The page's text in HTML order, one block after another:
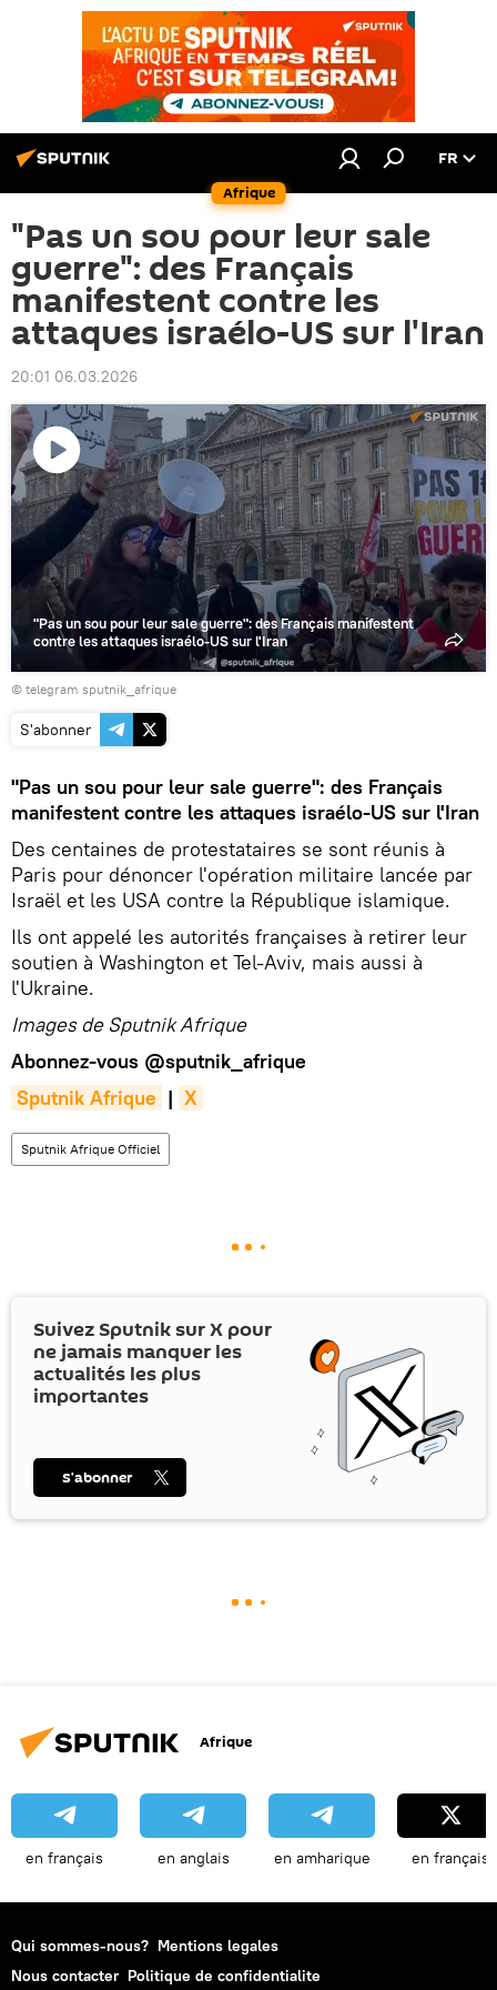
Afrique
FR
"Pas un sou pour leur sale
guerre": des Français
manifestent contre les
attaques israélo-US sur l'Iran
20:01 06.03.2026
Lire
la
vidéo
"Pas un sou pour leur sale guerre": des Français manifestent
contre les attaques israélo-US sur l'Iran
© telegram sputnik_afrique
S'abonner
"Pas un sou pour leur sale guerre": des Français
manifestent contre les attaques israélo-US sur l'Iran
Des centaines de protestataires se sont réunis à
Paris pour dénoncer l'opération militaire lancée par
Israël et les USA contre la République islamique.
Ils ont appelé les autorités françaises à retirer leur
soutien à Washington et Tel-Aviv, mais aussi à
l'Ukraine.
Images de Sputnik Afrique
Abonnez-vous @sputnik_afrique
Sputnik Afrique | X
Sputnik Afrique Officiel
Suivez Sputnik surX pour
ne jamais manquer les
actualités les plus
importantes
S’abonner
Afrique
en français en anglais en amharique en français
Qui sommes-nous? Mentions legales
Nous contacter Politique de confidentialite